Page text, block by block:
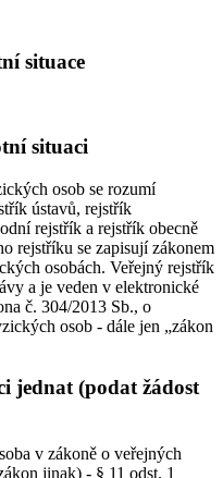
situace
situaci
osob se rozumí
ústavů, rejstřík
rejstřík a rejstřík obecně
rejstříku se zapisují zákonem
osobách. Veřejný rejstřík
a je veden v elektronické
č. 304/2013 Sb., o
osob - dále jen „zákon
jednat (podat žádost
v zákoně o veřejných
jinak) - § 11 odst. 1